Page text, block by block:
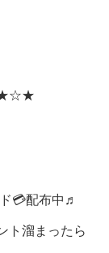
💳配布中♬
ト溜まったら